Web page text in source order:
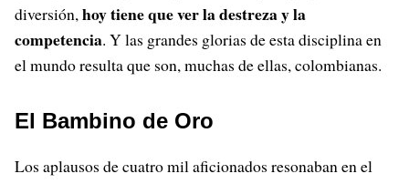
diversión,hoy tiene que ver la destreza y la
competencia. Y las grandes glorias de esta disciplina en
el mundo resulta que son, muchas de ellas, colombianas.
El Bambino de Oro
Los aplausos de cuatro mil aficionados resonaban en el